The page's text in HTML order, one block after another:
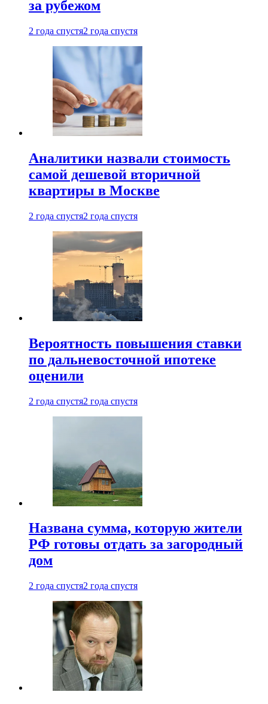
за рубежом
2 года спустя2 года спустя
Аналитики назвали стоимость
самой дешевой вторичной
квартиры в Москве
2 года спустя2 года спустя
Вероятность повышения ставки
по дальневосточной ипотеке
оценили
2 года спустя2 года спустя
Названа сумма, которую жители
РФ готовы отдать за загородный
дом
2 года спустя2 года спустя